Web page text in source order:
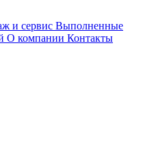
и сервис Выполненные
О компании Контакты